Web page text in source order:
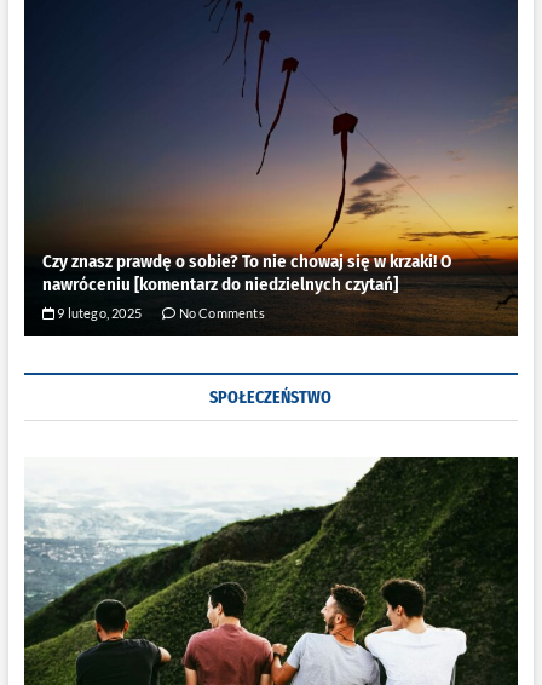
Czy znasz prawdę o sobie? To nie chowaj się w krzaki! O
nawróceniu [komentarz do niedzielnych czytań]
9 lutego, 2025 No Comments
SPOŁECZEŃSTWO